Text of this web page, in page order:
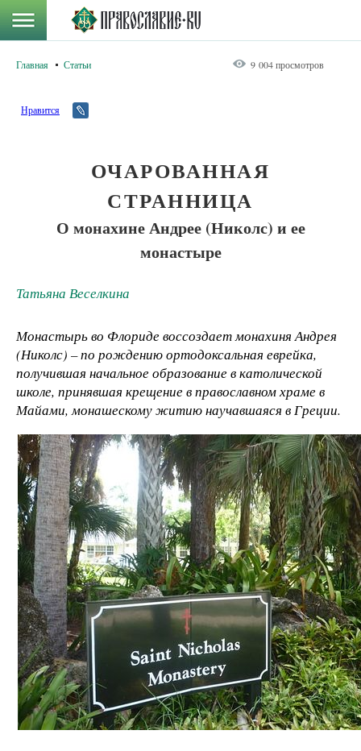
Главная Статьи 9 004 просмотров
Нравится
ОЧАРОВАННАЯ
СТРАННИЦА
О монахине Андрее (Николс) и ее
монастыре
Татьяна Веселкина
Монастырь во Флориде воссоздает монахиня Андрея
(Николс) – по рождению ортодоксальная еврейка,
получившая начальное образование в католической
школе, принявшая крещение в православном храме в
Майами, монашескому житию научавшаяся в Греции.